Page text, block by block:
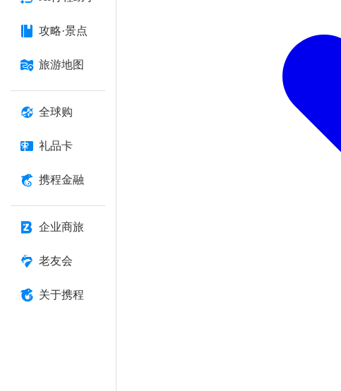
攻略·景点
旅游地图
全球购
礼品卡
携程金融
企业商旅
老友会
关于携程